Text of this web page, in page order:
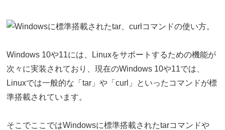
Windows 10や11には、Linuxをサポートするための機能が
次々に実装されており、現在のWindows 10や11では、
Linuxでは一般的な「tar」や「curl」といったコマンドが標
準搭載されています。
そこでここではWindowsに標準搭載されたtarコマンドや